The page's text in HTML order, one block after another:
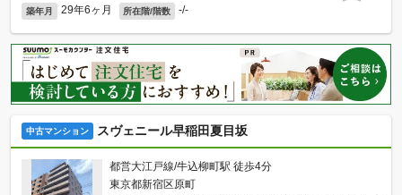
築年月 29年6ヶ月 所在階/階数 -/-
中古マンション スヴェニール早稲田夏目坂
都営大江戸線/牛込柳町駅 徒歩4分
東京都新宿区原町